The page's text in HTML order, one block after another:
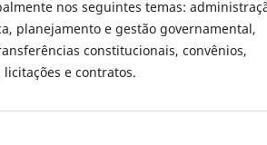
nos seguintes temas:
planejamento e gestão governamental,
constitucionais, convênios,
e contratos.